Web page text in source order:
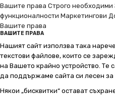
Вашите права Строго необходими
функционалности Маркетингови
Вашите права
ВАШИТЕ ПРАВА
Нашият сайт използва така
текстови файлове, които се
на Вашето крайно устройство. Те
да поддържаме сайта си лесен за
Някои „бисквитки“ остават